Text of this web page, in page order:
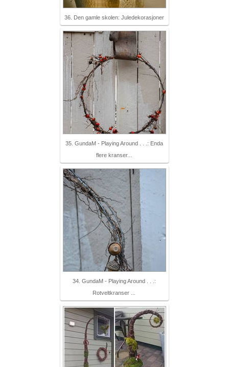
36. Den gamle skolen: Juledekorasjoner
35. GundaM - Playing Around . . .: Enda
flere kranser...
34. GundaM - Playing Around . . .:
Rotveltkranser ...